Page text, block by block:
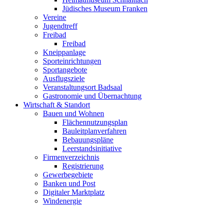
Jüdisches Museum Franken
Vereine
Jugendtreff
Freibad
Freibad
Kneippanlage
Sporteinrichtungen
Sportangebote
Ausflugsziele
Veranstaltungsort Badsaal
Gastronomie und Übernachtung
Wirtschaft & Standort
Bauen und Wohnen
Flächennutzungsplan
Bauleitplanverfahren
Bebauungspläne
Leerstandsinitiative
Firmenverzeichnis
Registrierung
Gewerbegebiete
Banken und Post
Digitaler Marktplatz
Windenergie